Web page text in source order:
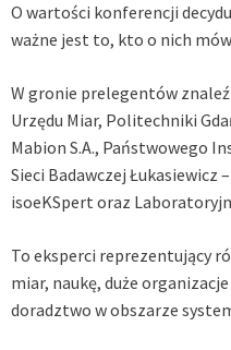
O wartości konferencji
ważne jest to, kto o nich
W gronie prelegentów
Urzędu Miar, Politechniki
Mabion S.A., Państwowego
Sieci Badawczej
isoeKSpert oraz
To eksperci reprezentujący
miar, naukę, duże
doradztwo w obszarze